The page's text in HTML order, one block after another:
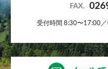
FAX.
受付時間 8:30〜17:00／